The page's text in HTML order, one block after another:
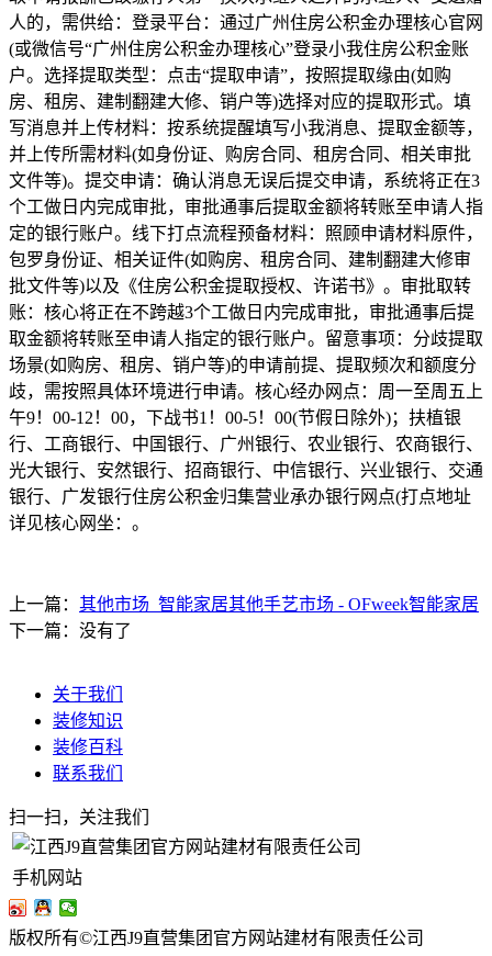
人的，需供给：登录平台：通过广州住房公积金办理核心官网
(或微信号“广州住房公积金办理核心”登录小我住房公积金账
户。选择提取类型：点击“提取申请”，按照提取缘由(如购
房、租房、建制翻建大修、销户等)选择对应的提取形式。填
写消息并上传材料：按系统提醒填写小我消息、提取金额等，
并上传所需材料(如身份证、购房合同、租房合同、相关审批
文件等)。提交申请：确认消息无误后提交申请，系统将正在3
个工做日内完成审批，审批通事后提取金额将转账至申请人指
定的银行账户。线下打点流程预备材料：照顾申请材料原件，
包罗身份证、相关证件(如购房、租房合同、建制翻建大修审
批文件等)以及《住房公积金提取授权、许诺书》。审批取转
账：核心将正在不跨越3个工做日内完成审批，审批通事后提
取金额将转账至申请人指定的银行账户。留意事项：分歧提取
场景(如购房、租房、销户等)的申请前提、提取频次和额度分
歧，需按照具体环境进行申请。核心经办网点：周一至周五上
午9！00-12！00，下战书1！00-5！00(节假日除外)；扶植银
行、工商银行、中国银行、广州银行、农业银行、农商银行、
光大银行、安然银行、招商银行、中信银行、兴业银行、交通
银行、广发银行住房公积金归集营业承办银行网点(打点地址
详见核心网坐：。
上一篇： 其他市场_智能家居其他手艺市场 - OFweek智能家居
下一篇：没有了
关于我们
装修知识
装修百科
联系我们
扫一扫，关注我们
手机网站
版权所有©江西J9直营集团官方网站建材有限责任公司